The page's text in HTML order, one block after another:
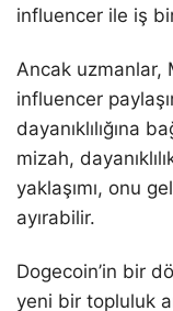
influencer ile iş
Ancak uzmanlar,
influencer
dayanıklılığına
mizah,
yaklaşımı, onu
ayırabilir.
Dogecoin’in bir
yeni bir topluluk